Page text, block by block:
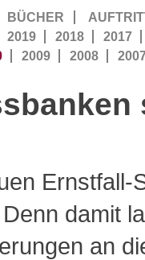
BÜCHER
2019 2018
2017
2009 2008
Ernstfall-
damit
an